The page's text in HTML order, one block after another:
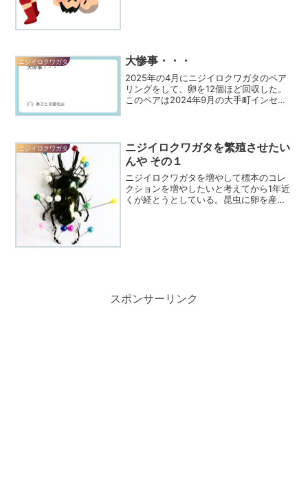
ニジイロクワガタ 大惨事・・・
2025年の4月にニジイロクワガタのペア
リングをして、卵を12個ほど回収した。
このペアは2024年9月の大手町インセク
ニジイロクワガタ
ニジイロクワガタを繁殖させたい
んや その１
ニジイロクワガタを増やして標本のコレ
クションを増やしたいと考えてから1年近
くが経とうとしている。昆虫に卵を産ま
スポンサーリンク